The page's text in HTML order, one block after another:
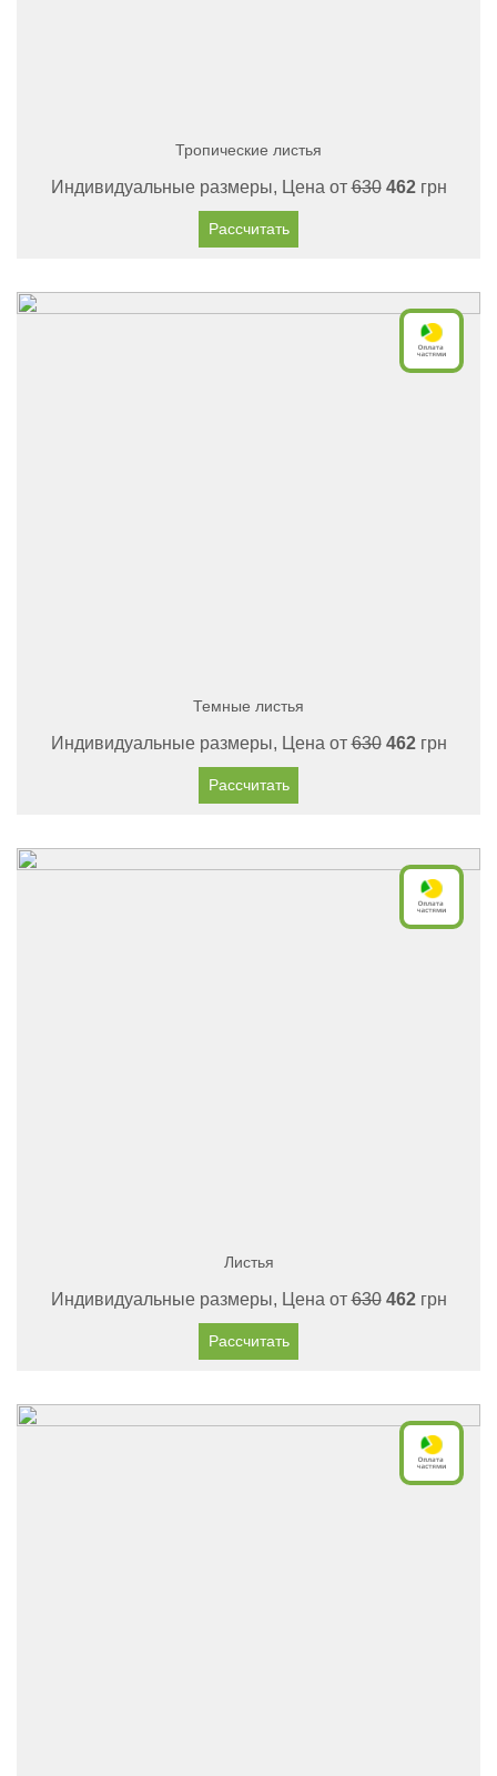
Тропические листья
Индивидуальные размеры, Цена от630 462грн
Рассчитать
Темные листья
Индивидуальные размеры, Цена от630 462грн
Рассчитать
Листья
Индивидуальные размеры, Цена от630 462грн
Рассчитать